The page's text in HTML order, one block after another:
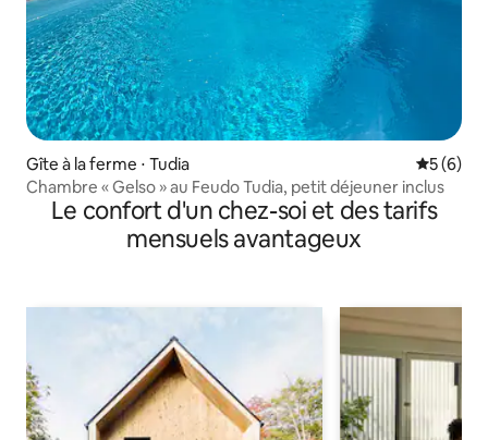
Gîte à la ferme ⋅ Tudia
5 (6)
Chambre « Gelso » au Feudo Tudia, petit déjeuner inclus
Le confort d'un chez-soi et des tarifs
mensuels avantageux